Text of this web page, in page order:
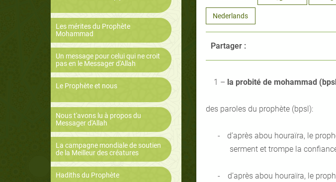
Les mérites du Prophète
Mohammad
Un message pour celui qui ne croit
pas en le Messager d'Allah
Le Prophète et nous
Nous t'avons lu à propos du
Messager d'Allah
La campagne mondiale de soutien
de la Meilleur des créatures
Hadiths du Prophète
Nederlands
Partager :
1 – la probité de mohammad
des paroles du prophète (bpsl):
-
d’après abou houraïra, le
serment et trompe la
-
d’après abou houraïra, le